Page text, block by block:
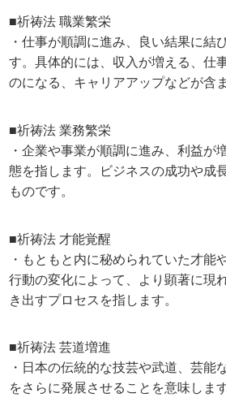
■祈祷法 職業繁栄
・仕事が順調に進み、良い結果に結
す。具体的には、収入が増える、仕
のになる、キャリアアップなどが含
■祈祷法 業務繁栄
・企業や事業が順調に進み、利益が
態を指します。ビジネスの成功や成
ものです。
■祈祷法 才能覚醒
・もともと内に秘められていた才能
行動の変化によって、より顕著に現
き出すプロセスを指します。
■祈祷法 芸道増進
・日本の伝統的な技芸や武道、芸能
をさらに発展させることを意味します